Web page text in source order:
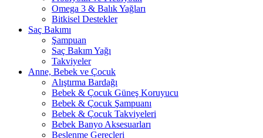
Omega 3 & Balık Yağları
Bitkisel Destekler
Saç Bakımı
Şampuan
Saç Bakım Yağı
Takviyeler
Anne, Bebek ve Çocuk
Alıştırma Bardağı
Bebek & Çocuk Güneş Koruyucu
Bebek & Çocuk Şampuanı
Bebek & Çocuk Takviyeleri
Bebek Banyo Aksesuarları
Beslenme Gereçleri